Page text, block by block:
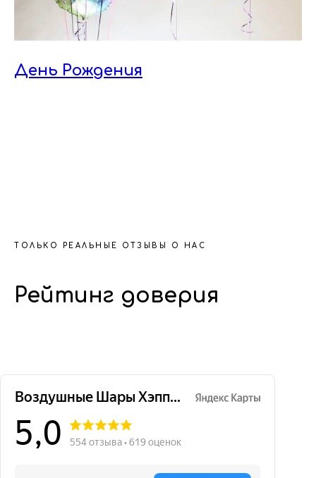
День Рождения
ТОЛЬКО РЕАЛЬНЫЕ ОТЗЫВЫ О НАС
Рейтинг доверия